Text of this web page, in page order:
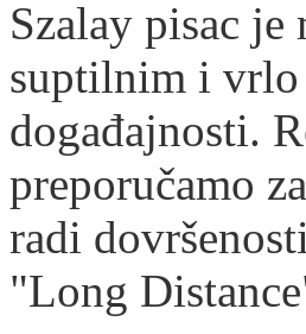
Szalay pisac
suptilnim i vrlo
događajnosti.
preporučamo
radi
"Long